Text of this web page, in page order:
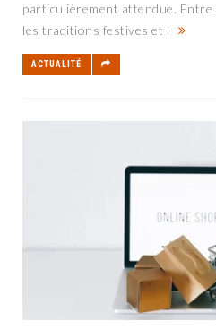
particulièrement attendue. Entre
les traditions festives et l
ACTUALITÉ